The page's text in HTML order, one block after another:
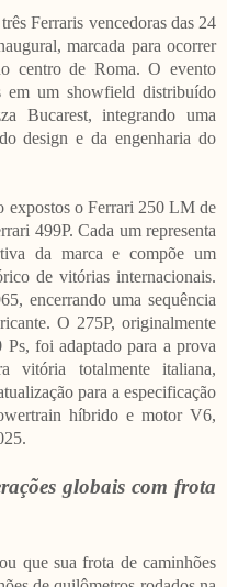
Ferraris vencedoras das 24
marcada para ocorrer
centro de Roma. O evento
em um showfield distribuído
Bucarest, integrando uma
design e da engenharia do
expostos o Ferrari 250 LM de
499P. Cada um representa
da marca e compõe um
de vitórias internacionais.
encerrando uma sequência
O 275P, originalmente
foi adaptado para a prova
vitória totalmente italiana,
para a especificação
híbrido e motor V6,
globais com frota
que sua frota de caminhões